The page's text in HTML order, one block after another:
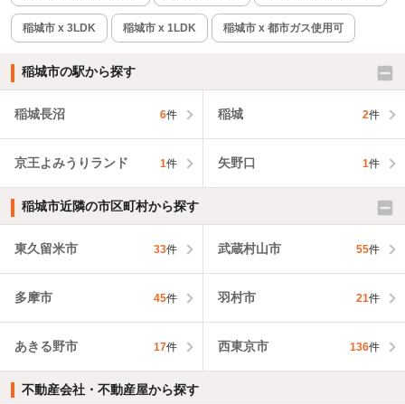
稲城市 x 3LDK 稲城市 x 1LDK 稲城市 x 都市ガス使用可
稲城市の駅から探す
稲城長沼 6件 稲城 2件
京王よみうりランド 1件 矢野口 1件
稲城市近隣の市区町村から探す
東久留米市 33件 武蔵村山市 55件
多摩市 45件 羽村市 21件
あきる野市 17件 西東京市 136件
不動産会社・不動産屋から探す